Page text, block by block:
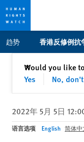
Skip
to
privacy
Skip
to
content
趋势 香港反修例抗
Would you like
Yes
No,
✕关闭
2022年 5月 5日
语言选项 English 简体中